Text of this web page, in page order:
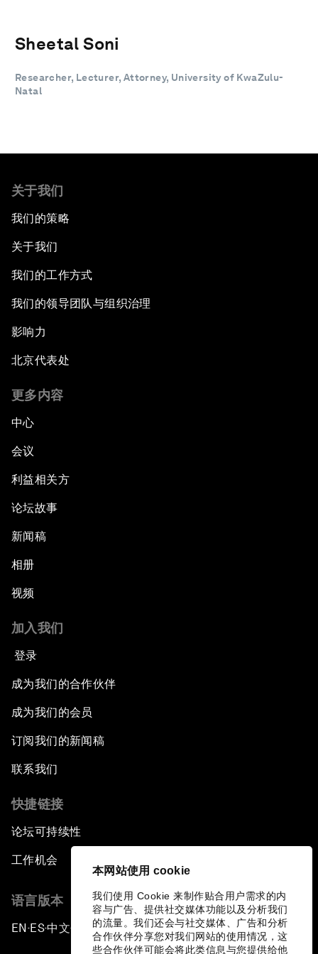
本网站使用 cookie
我们使用 Cookie 来制作贴合用户需求的内
容与广告、提供社交媒体功能以及分析我们
的流量。我们还会与社交媒体、广告和分析
合作伙伴分享您对我们网站的使用情况，这
些合作伙伴可能会将此类信息与您提供给他
Sheetal Soni
Researcher, Lecturer, Attorney, University of KwaZulu-
Natal
关于我们
我们的策略
关于我们
我们的工作方式
我们的领导团队与组织治理
影响力
北京代表处
更多内容
中心
会议
利益相关方
论坛故事
新闻稿
相册
视频
加入我们
登录
成为我们的合作伙伴
成为我们的会员
订阅我们的新闻稿
联系我们
快捷链接
论坛可持续性
工作机会
语言版本
EN ▪ES▪中文▪ 日本語